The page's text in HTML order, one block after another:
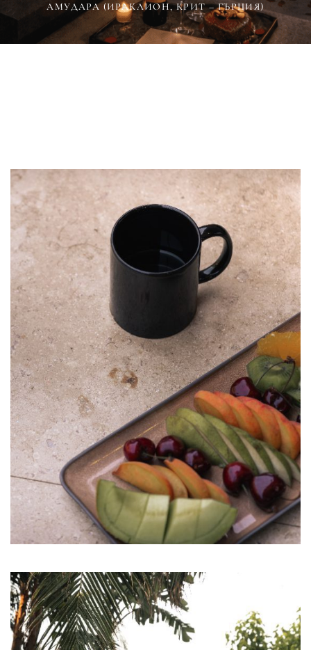
АМУДАРА (ИРАКЛИОН, КРИТ – ГЪРЦИЯ)